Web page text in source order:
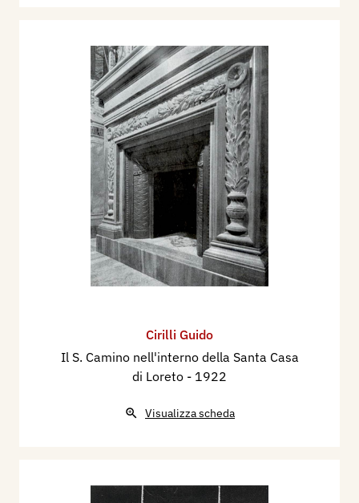
Cirilli Guido
Il S. Camino nell'interno della Santa Casa
di Loreto - 1922
Visualizza scheda